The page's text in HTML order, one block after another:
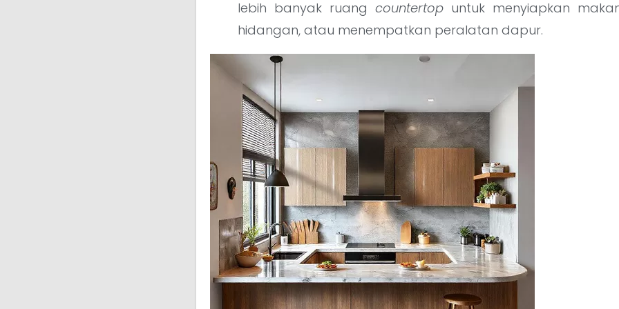
lebih banyak ruang countertop untuk menyiapkan
hidangan, atau menempatkan peralatan dapur.